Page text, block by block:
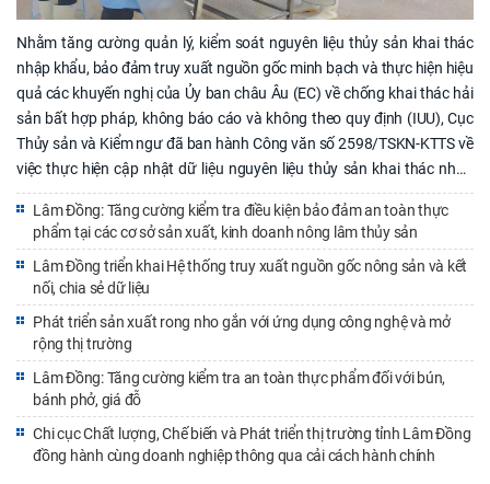
Nhằm tăng cường quản lý, kiểm soát nguyên liệu thủy sản khai thác
nhập khẩu, bảo đảm truy xuất nguồn gốc minh bạch và thực hiện hiệu
quả các khuyến nghị của Ủy ban châu Âu (EC) về chống khai thác hải
sản bất hợp pháp, không báo cáo và không theo quy định (IUU), Cục
Thủy sản và Kiểm ngư đã ban hành Công văn số 2598/TSKN-KTTS về
việc thực hiện cập nhật dữ liệu nguyên liệu thủy sản khai thác nhập
khẩu trên Hệ thống truy xuất nguồn gốc thủy sản điện tử (eCDT). Triển
khai chỉ đạo này, Chi cục Chất lượng, Chế biến và Phát triển thị trường
đã ban hành Công văn số 582/CCPT-CLATTP ngày 23/7/2026 đề nghị
các doanh nghiệp nhập khẩu thủy sản trên địa bàn tỉnh nghiêm túc
thực hiện việc cập nhật dữ liệu theo quy định. Hệ thống truy xuất
nguồn gốc thủy sản điện tử (eCDT) là công cụ quan trọng phục vụ
công tác quản lý nhà nước đối với nguyên liệu thủy sản khai thác nhập
khẩu, đồng thời góp phần nâng cao tính minh bạch trong chuỗi cung
ứng, đáp ứng yêu cầu truy xuất nguồn gốc của thị trường trong nước
và quốc tế. Việc cập nhật đầy đủ, kịp thời thông tin trên hệ thống
không chỉ là trách nhiệm pháp lý của doanh nghiệp mà còn góp phần
Lâm Đồng: Tăng cường kiểm tra điều kiện bảo đảm an toàn thực
phẩm tại các cơ sở sản xuất, kinh doanh nông lâm thủy sản
Lâm Đồng triển khai Hệ thống truy xuất nguồn gốc nông sản và kết
nối, chia sẻ dữ liệu
Phát triển sản xuất rong nho gắn với ứng dụng công nghệ và mở
rộng thị trường
Lâm Đồng: Tăng cường kiểm tra an toàn thực phẩm đối với bún,
bánh phở, giá đỗ
Chi cục Chất lượng, Chế biến và Phát triển thị trường tỉnh Lâm Đồng
đồng hành cùng doanh nghiệp thông qua cải cách hành chính